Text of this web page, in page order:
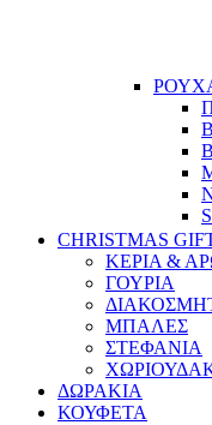
CHRISTMAS
ΚΕΡΙΑ &
ΓΟΥΡΙΑ
ΜΠΑΛΕΣ
ΣΤΕΦΑΝΙΑ
ΔΩΡΑΚΙΑ
ΚΟΥΦΕΤΑ